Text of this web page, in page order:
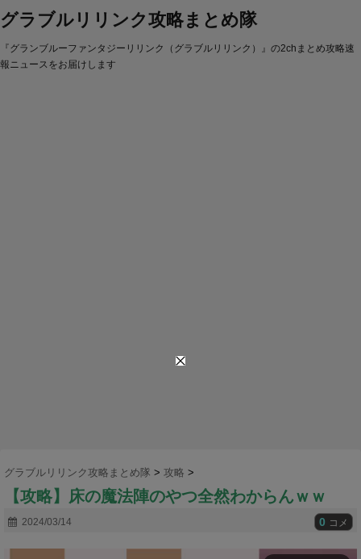
グラブルリリンク攻略まとめ隊
『グランブルーファンタジーリリンク（グラブルリリンク）』の2chまとめ攻略速
報ニュースをお届けします
グラブルリリンク攻略まとめ隊 > 攻略 >
【攻略】床の魔法陣のやつ全然わからんｗｗ
2024/03/14 0 コメ